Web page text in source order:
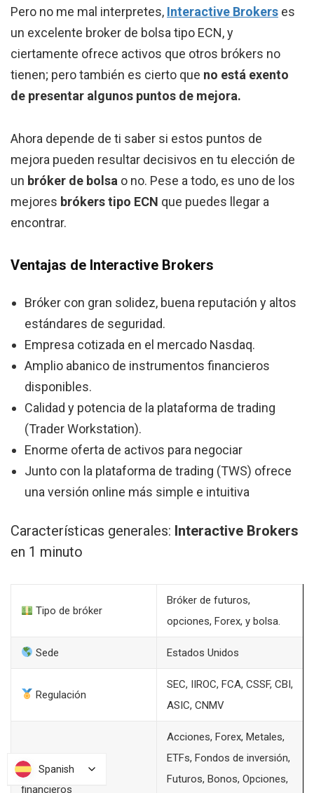
Pero no me mal interpretes, Interactive Brokers es
un excelente broker de bolsa tipo ECN, y
ciertamente ofrece activos que otros brókers no
tienen; pero también es cierto que no está exento
de presentar algunos puntos de mejora.
Ahora depende de ti saber si estos puntos de
mejora pueden resultar decisivos en tu elección de
un bróker de bolsa o no. Pese a todo, es uno de los
mejores brókers tipo ECN que puedes llegar a
encontrar.
Ventajas de Interactive Brokers
Bróker con gran solidez, buena reputación y altos
estándares de seguridad.
Empresa cotizada en el mercado Nasdaq.
Amplio abanico de instrumentos financieros
disponibles.
Calidad y potencia de la plataforma de trading
(Trader Workstation).
Enorme oferta de activos para negociar
Junto con la plataforma de trading (TWS) ofrece
una versión online más simple e intuitiva
Características generales: Interactive Brokers
en 1 minuto
Tipo de bróker
Bróker de futuros,
opciones, Forex, y bolsa.
Sede Estados Unidos
Regulación
SEC, IIROC, FCA, CSSF, CBI,
ASIC, CNMV
Instrumentos
financieros
Acciones, Forex, Metales,
ETFs, Fondos de inversión,
Futuros, Bonos, Opciones,
Spanish
Spanish